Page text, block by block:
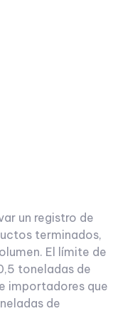
un registro de
terminados,
El límite de
toneladas de
importadores que
de